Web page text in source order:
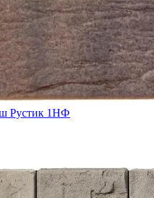
Рустик 1НФ